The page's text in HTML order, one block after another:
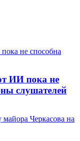
ИИ пока не
слушателей